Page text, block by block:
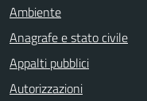
Ambiente
Anagrafe e stato civile
Appalti pubblici
Autorizzazioni